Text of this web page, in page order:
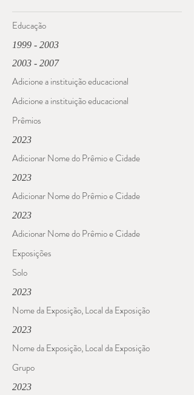
Educação
1999 - 2003
2003 - 2007
Adicione a instituição educacional
Adicione a instituição educacional
Prêmios
2023
Adicionar Nome do Prêmio e Cidade
2023
Adicionar Nome do Prêmio e Cidade
2023
Adicionar Nome do Prêmio e Cidade
Exposições
Solo
2023
Nome da Exposição, Local da Exposição
2023
Nome da Exposição, Local da Exposição
Grupo
2023